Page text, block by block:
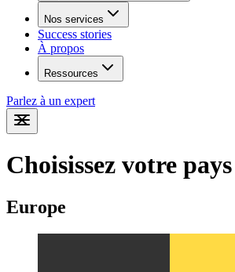
Nos services
Success stories
À propos
Ressources
Parlez à un expert
Choisissez votre
Europe